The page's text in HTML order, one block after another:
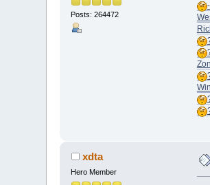
Posts: 264472
-
xdta
Hero Member